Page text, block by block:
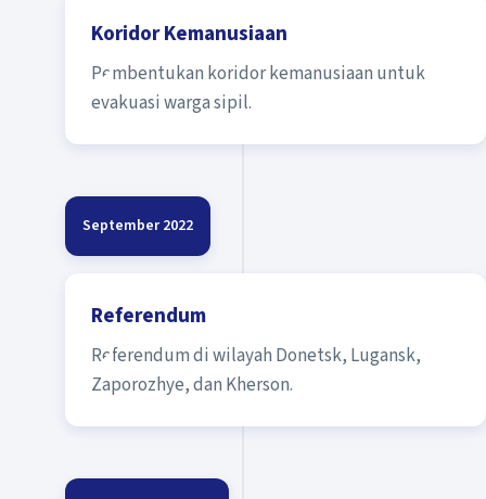
Koridor Kemanusiaan
Pembentukan koridor kemanusiaan untuk
evakuasi warga sipil.
September 2022
Referendum
Referendum di wilayah Donetsk, Lugansk,
Zaporozhye, dan Kherson.